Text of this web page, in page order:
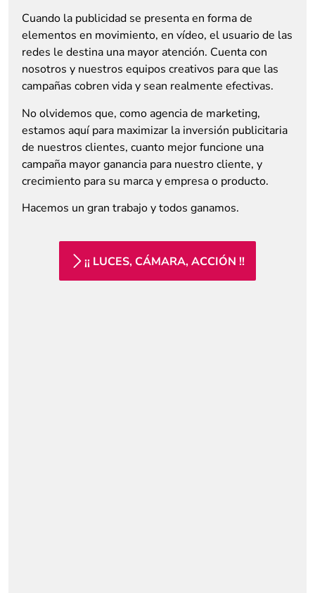
Cuando la publicidad se presenta en forma de
elementos en movimiento, en vídeo, el usuario de las
redes le destina una mayor atención. Cuenta con
nosotros y nuestros equipos creativos para que las
campañas cobren vida y sean realmente efectivas.
No olvidemos que, como agencia de marketing,
estamos aquí para maximizar la inversión publicitaria
de nuestros clientes, cuanto mejor funcione una
campaña mayor ganancia para nuestro cliente, y
crecimiento para su marca y empresa o producto.
Hacemos un gran trabajo y todos ganamos.
¡¡ LUCES, CÁMARA, ACCIÓN !!